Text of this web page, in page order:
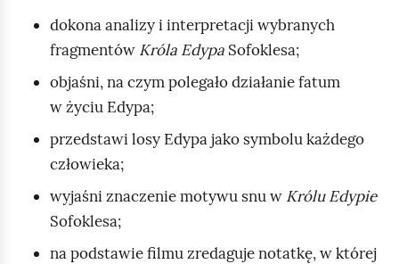
dokona analizy i interpretacji wybranych
fragmentów Króla Edypa Sofoklesa;
objaśni, na czym polegało działanie fatum
w życiu Edypa;
przedstawi losy Edypa jako symbolu każdego
człowieka;
wyjaśni znaczenie motywu snu w Królu Edypie
Sofoklesa;
na podstawie filmu zredaguje notatkę, w której